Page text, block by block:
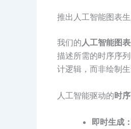
推出人工智能图表
我们的人工智能图
描述所需的时序序
计逻辑，而非绘制生
人工智能驱动的时
即时生成：